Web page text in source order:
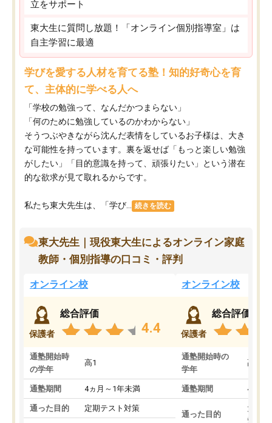
立をサポート
東大生に質問し放題！「オンライン個別指導室」は
自主学習に最適
学びを愛する人材を育てる塾！知的好奇心を育
て、主体的に学べる人へ
「学校の勉強って、なんだかつまらない」
「何のために勉強しているのかわからない」
そうつぶやきながら沈んだ表情をしているお子様は、大き
な可能性を持っています。裏を返せば「もっと楽しい勉強
がしたい」「目的意識を持って、頑張りたい」という潜在
的な欲求が見て取れるからです。
私たち東大先生は、「学び... 続きを読む
東大先生｜現役東大生によるオンライン家庭
教師・個別指導の口コミ・評判
オンライン校
保護者
総合評価
4.4
通塾開始時
の学年
高1
通塾期間 4ヵ月～1年未満
通った目的 定期テスト対策
オンライン校
保護者
総合評価
通塾開始時の
学年
高3
通塾期間 4ヵ月
通った目的
大学
対策